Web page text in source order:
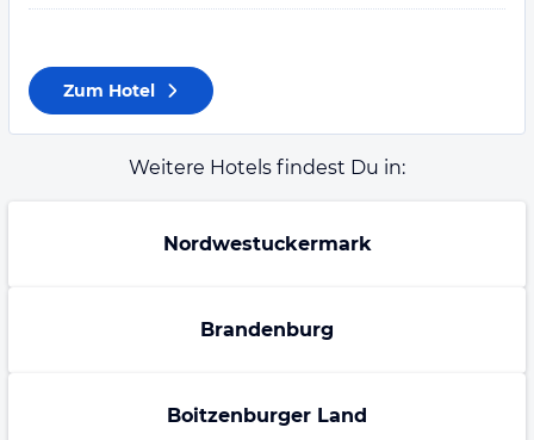
Zum Hotel
Weitere Hotels findest Du in:
Nordwestuckermark
Brandenburg
Boitzenburger Land